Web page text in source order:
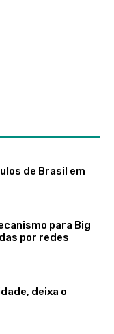
de Brasil em
para Big
por redes
deixa o